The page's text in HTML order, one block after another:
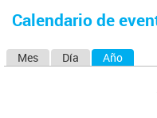
usted
Calendario de
Mes Día Año